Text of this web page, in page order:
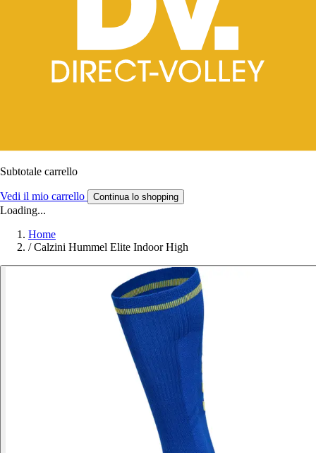
Subtotale carrello
Vedi il mio carrello Continua lo shopping
Loading...
Home
/ Calzini Hummel Elite Indoor High